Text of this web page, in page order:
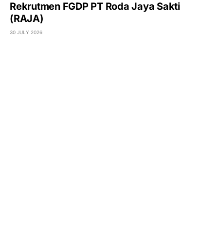
Rekrutmen FGDP PT Roda Jaya Sakti
(RAJA)
30 JULY 2026